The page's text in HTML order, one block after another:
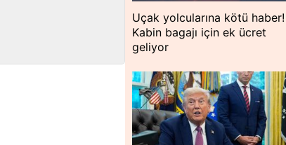
Uçak yolcularına kötü haber!
Kabin bagajı için ek ücret
geliyor